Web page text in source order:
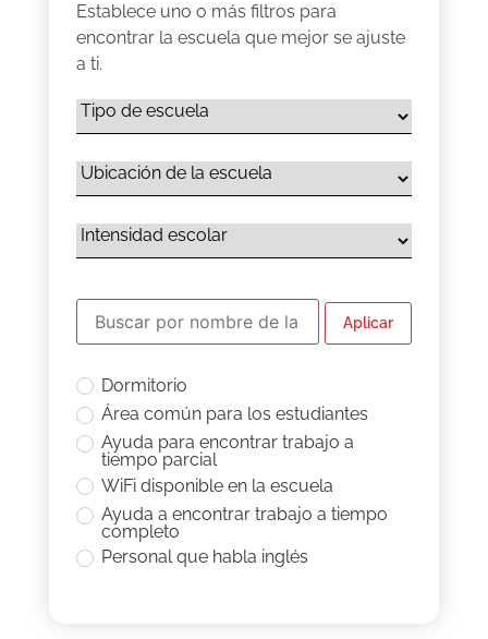
Establece uno o más filtros para
encontrar la escuela que mejor se ajuste
a ti.
Aplicar
Dormitorio
Área común para los estudiantes
Ayuda para encontrar trabajo a
tiempo parcial
WiFi disponible en la escuela
Ayuda a encontrar trabajo a tiempo
completo
Personal que habla inglés